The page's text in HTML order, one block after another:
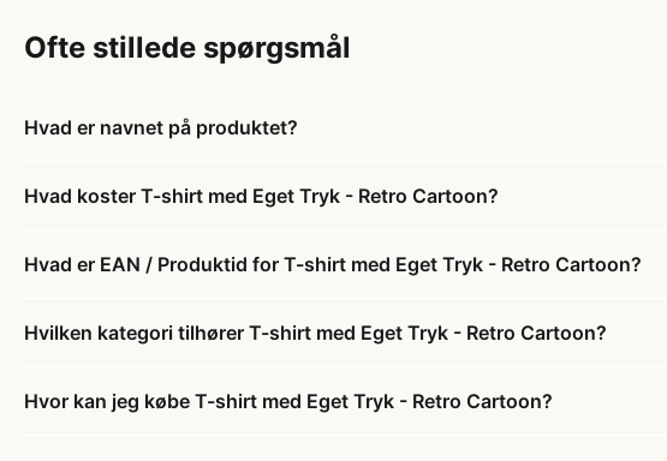
Ofte stillede spørgsmål
Hvad er navnet på produktet?
Hvad koster T-shirt med Eget Tryk - Retro Cartoon?
Hvad er EAN / Produktid for T-shirt med Eget Tryk - Retro Cartoon?
Hvilken kategori tilhører T-shirt med Eget Tryk - Retro Cartoon?
Hvor kan jeg købe T-shirt med Eget Tryk - Retro Cartoon?